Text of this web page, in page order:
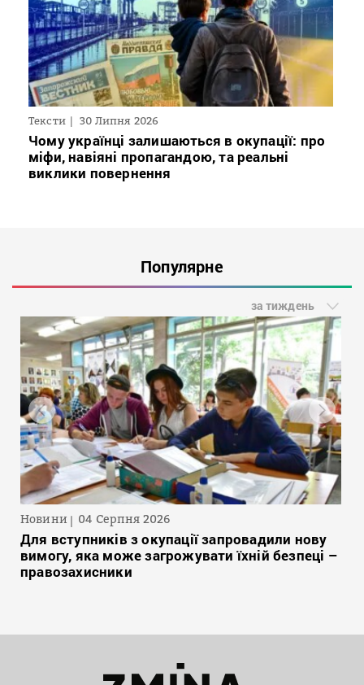
Тексти 30 Липня 2026
Чому українці залишаються в окупації: про
міфи, навіяні пропагандою, та реальні
виклики повернення
Популярне
за тиждень
Новини 04 Серпня 2026
Для вступників з окупації запровадили нову
вимогу, яка може загрожувати їхній безпеці –
правозахисники